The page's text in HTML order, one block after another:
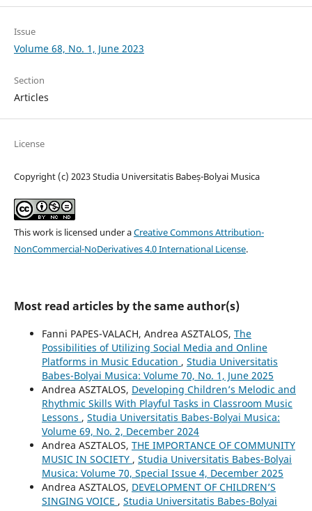
Issue
Volume 68, No. 1, June 2023
Section
Articles
License
Copyright (c) 2023 Studia Universitatis Babeș-Bolyai Musica
This work is licensed under aCreative Commons Attribution-
NonCommercial-NoDerivatives 4.0 International License.
Most read articles by the same author(s)
Fanni PAPES-VALACH, Andrea ASZTALOS, The
Possibilities of Utilizing Social Media and Online
Platforms in Music Education , Studia Universitatis
Babes-Bolyai Musica: Volume 70, No. 1, June 2025
Andrea ASZTALOS, Developing Children’s Melodic and
Rhythmic Skills With Playful Tasks in Classroom Music
Lessons , Studia Universitatis Babes-Bolyai Musica:
Volume 69, No. 2, December 2024
Andrea ASZTALOS, THE IMPORTANCE OF COMMUNITY
MUSIC IN SOCIETY , Studia Universitatis Babes-Bolyai
Musica: Volume 70, Special Issue 4, December 2025
Andrea ASZTALOS, DEVELOPMENT OF CHILDREN’S
SINGING VOICE , Studia Universitatis Babes-Bolyai